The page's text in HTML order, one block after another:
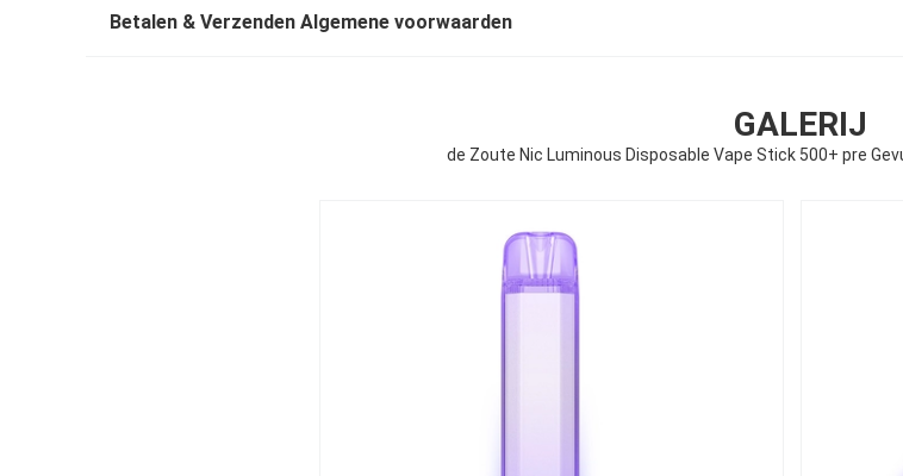
Betalen & Verzenden Algemene voorwaarden
GALERIJ
de Zoute Nic Luminous Disposable Vape Stick 500+ pre